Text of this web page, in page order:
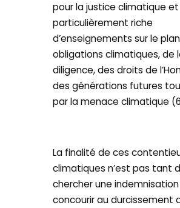
pour la justice climatique et
particulièrement riche
d’enseignements sur le
obligations climatiques, de
diligence, des droits de
des générations futures
par la menace climatique
La finalité de ces
climatiques n’est pas tant
chercher une
concourir au durcissement